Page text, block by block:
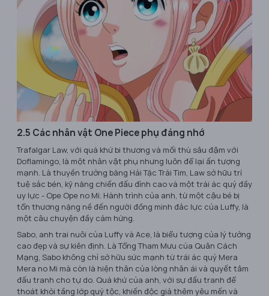
2.5 Các nhân vật One Piece phụ đáng nhớ
Trafalgar Law, với quá khứ bi thương và mối thù sâu đậm với
Doflamingo, là một nhân vật phụ nhưng luôn để lại ấn tượng
mạnh. Là thuyền trưởng băng Hải Tặc Trái Tim, Law sở hữu trí
tuệ sắc bén, kỹ năng chiến đấu đỉnh cao và một trái ác quỷ đầy
uy lực - Ope Ope no Mi. Hành trình của anh, từ một cậu bé bị
tổn thương nặng nề đến người đồng minh đắc lực của Luffy, là
một câu chuyện đầy cảm hứng.
Sabo, anh trai nuôi của Luffy và Ace, là biểu tượng của lý tưởng
cao đẹp và sự kiên định. Là Tổng Tham Mưu của Quân Cách
Mạng, Sabo không chỉ sở hữu sức mạnh từ trái ác quỷ Mera
Mera no Mi mà còn là hiện thân của lòng nhân ái và quyết tâm
đấu tranh cho tự do. Quá khứ của anh, với sự đấu tranh để
thoát khỏi tầng lớp quý tộc, khiến độc giả thêm yêu mến và